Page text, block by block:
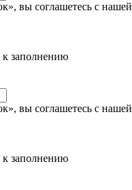
вы соглашетесь с нашей
заполнению
вы соглашетесь с нашей
заполнению